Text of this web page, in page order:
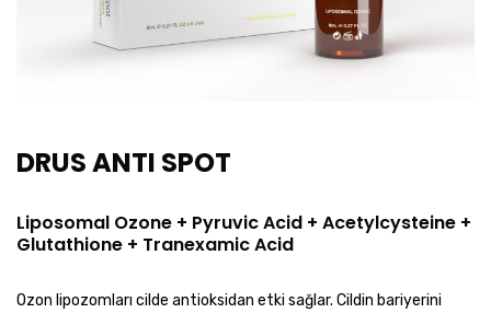
DRUS ANTI SPOT
Liposomal Ozone + Pyruvic Acid + Acetylcysteine +
Glutathione + Tranexamic Acid
Ozon lipozomları cilde antioksidan etki sağlar. Cildin bariyerini